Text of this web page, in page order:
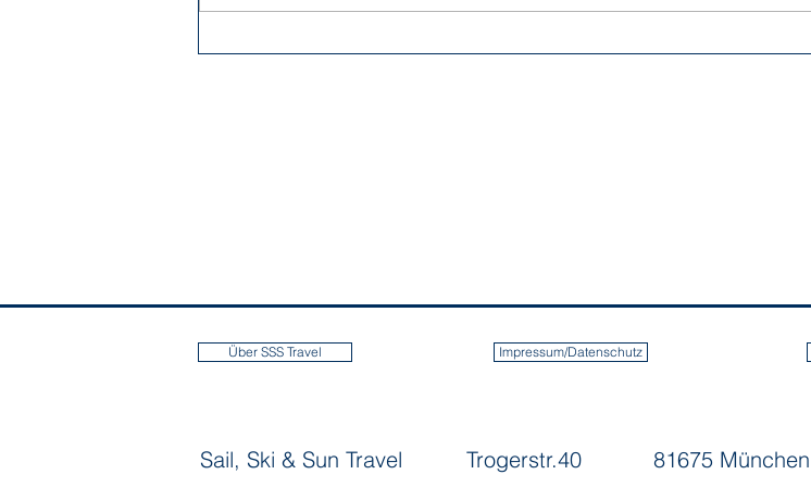
Über SSS Travel Impressum/Datenschutz
Sail, Ski & Sun Travel Trogerstr.40 81675 München